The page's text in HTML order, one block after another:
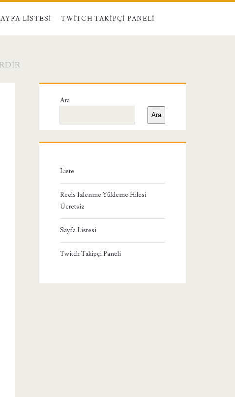
LISTESI TWITCH TAKIPÇI PANELI
Birincil
Yan
Menü
Ara
Ara
Liste
Reels Izlenme Yükleme Hilesi
Ücretsiz
Sayfa Listesi
Twitch Takipçi Paneli